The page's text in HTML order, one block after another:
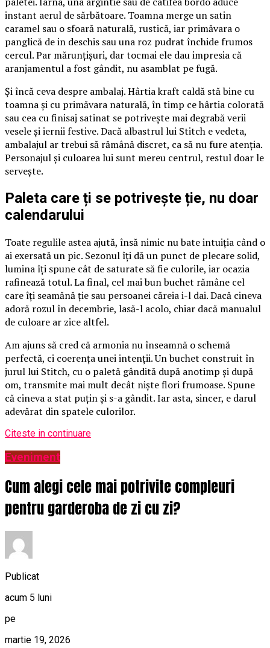
instant aerul de sărbătoare. Toamna merge un satin
caramel sau o sfoară naturală, rustică, iar primăvara o
panglică de in deschis sau una roz pudrat închide frumos
cercul. Par mărunțișuri, dar tocmai ele dau impresia că
aranjamentul a fost gândit, nu asamblat pe fugă.
Și încă ceva despre ambalaj. Hârtia kraft caldă stă bine cu
toamna și cu primăvara naturală, în timp ce hârtia colorată
sau cea cu finisaj satinat se potrivește mai degrabă verii
vesele și iernii festive. Dacă albastrul lui Stitch e vedeta,
ambalajul ar trebui să rămână discret, ca să nu fure atenția.
Personajul și culoarea lui sunt mereu centrul, restul doar le
servește.
Paleta care ți se potrivește ție, nu doar
calendarului
Toate regulile astea ajută, însă nimic nu bate intuiția când o
ai exersată un pic. Sezonul îți dă un punct de plecare solid,
lumina îți spune cât de saturate să fie culorile, iar ocazia
rafinează totul. La final, cel mai bun buchet rămâne cel
care îți seamănă ție sau persoanei căreia i-l dai. Dacă cineva
adoră rozul în decembrie, lasă-l acolo, chiar dacă manualul
de culoare ar zice altfel.
Am ajuns să cred că armonia nu înseamnă o schemă
perfectă, ci coerența unei intenții. Un buchet construit în
jurul lui Stitch, cu o paletă gândită după anotimp și după
om, transmite mai mult decât niște flori frumoase. Spune
că cineva a stat puțin și s-a gândit. Iar asta, sincer, e darul
adevărat din spatele culorilor.
Citeste in continuare
Eveniment
Cum alegi cele mai potrivite compleuri
pentru garderoba de zi cu zi?
Publicat
acum 5 luni
pe
martie 19, 2026